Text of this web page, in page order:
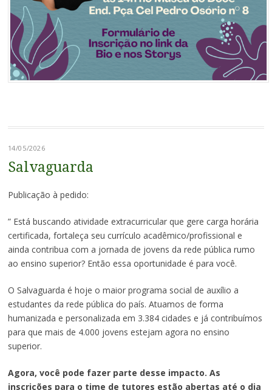
14/05/2026
Salvaguarda
Publicação à pedido:
​​​​​​​” Está buscando atividade extracurricular que gere carga horária
certificada, fortaleça seu currículo acadêmico/profissional e
ainda contribua com a jornada de jovens da rede pública rumo
ao ensino superior? Então essa oportunidade é para você.
O Salvaguarda é hoje o maior programa social de auxílio a
estudantes da rede pública do país. Atuamos de forma
humanizada e personalizada em 3.384 cidades e já contribuímos
para que mais de 4.000 jovens estejam agora no ensino
superior.
Agora, você pode fazer parte desse impacto. As
inscrições para o time de tutores estão abertas até o dia